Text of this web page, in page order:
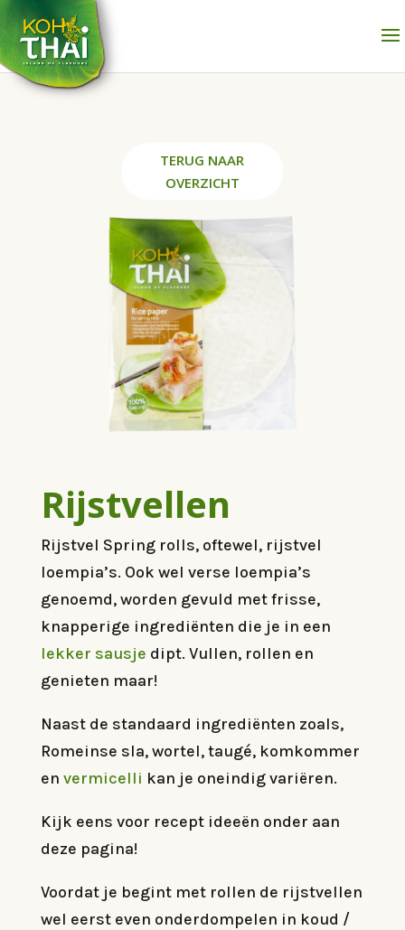
TERUG NAAR
OVERZICHT
Rijstvellen
Rijstvel Spring rolls, oftewel, rijstvel
loempia’s. Ook wel verse loempia’s
genoemd, worden gevuld met frisse,
knapperige ingrediënten die je in een
lekker sausje dipt. Vullen, rollen en
genieten maar!
Naast de standaard ingrediënten zoals,
Romeinse sla, wortel, taugé, komkommer
en vermicelli kan je oneindig variëren.
Kijk eens voor recept ideeën onder aan
deze pagina!
Voordat je begint met rollen de rijstvellen
wel eerst even onderdompelen in koud /